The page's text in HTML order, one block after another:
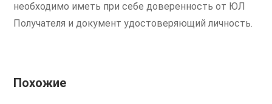
необходимо иметь при себе доверенность от ЮЛ
Получателя и документ удостоверяющий личность.
Похожие